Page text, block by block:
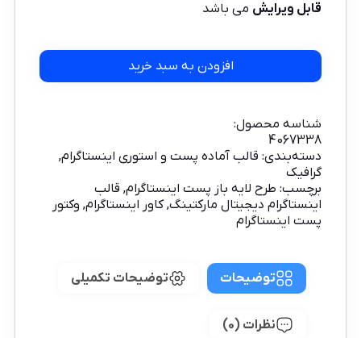
قابل ویرایش می باشد
افزودن به سبد خرید
شناسه محصول:
4067338
دسته‌بندی: قالب آماده پست و استوری اینستاگرام,
گرافیک
برچسب: طرح لایه باز پست اینستاگرام, قالب
اینستاگرام دیجیتال مارکتینگ,کاور اینستاگرام, وکتور
پست اینستاگرام
توضیحات توضیحات تکمیلی
نظرات (0)